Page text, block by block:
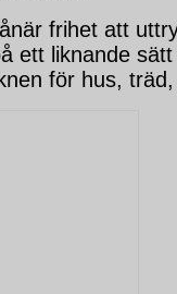
frihet att
ett liknande
för hus,